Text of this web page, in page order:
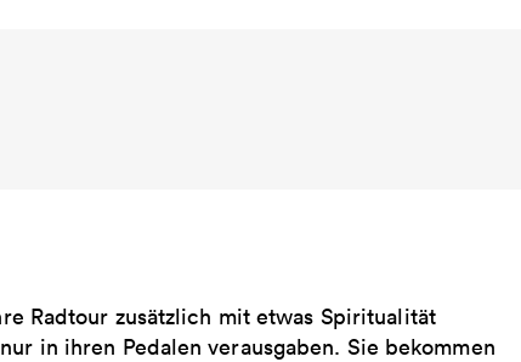
Radtour zusätzlich mit etwas Spiritualität
in ihren Pedalen verausgaben. Sie bekommen